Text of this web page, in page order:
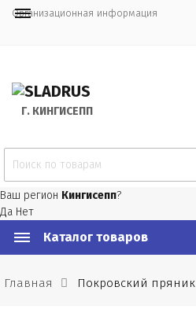
Организационная информация
Г. КИНГИСЕПП
Ваш регион Кингисепп?
Да Нет
Каталог товаров
Главная Покровский пряник